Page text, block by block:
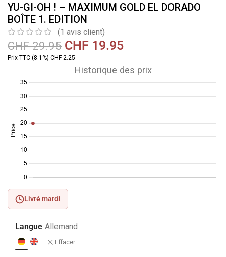
YU-GI-OH ! – MAXIMUM GOLD EL DORADO
BOÎTE 1. EDITION
(1 avis client)
CHF29.95 CHF 19.95
Prix TTC (8.1%) CHF 2.25
Historique des prix
Livré mardi
Langue Allemand
Effacer